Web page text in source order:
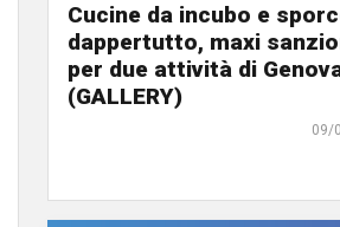
Cucine da incubo e
dappertutto, maxi
per due attività di
(GALLERY)
09/